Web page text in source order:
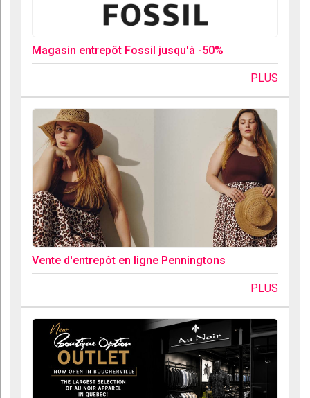
Magasin entrepôt Fossil jusqu'à -50%
PLUS
Vente d'entrepôt en ligne Penningtons
PLUS